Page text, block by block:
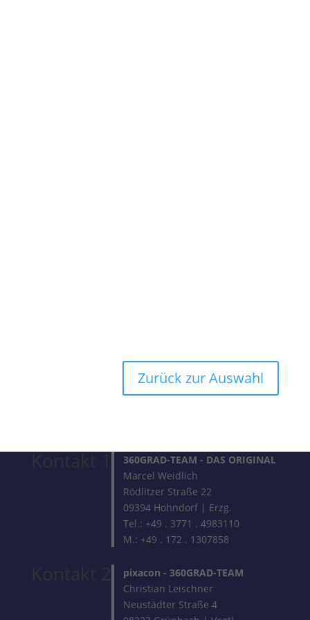
Zurück zur Auswahl
Kontakt 1 360GRAD-TEAM - DAS ORIGINAL
Marcel Weidlich
Rödlitzer Straße 22
09394 Hohndorf | Erzg.
Tel.: +49 . 3771 . 4983110
M.: +49 . 172 . 1307858
Kontakt 2 pixacon - 360GRAD-TEAM
Christian Leischner
Neustädter Straße 4